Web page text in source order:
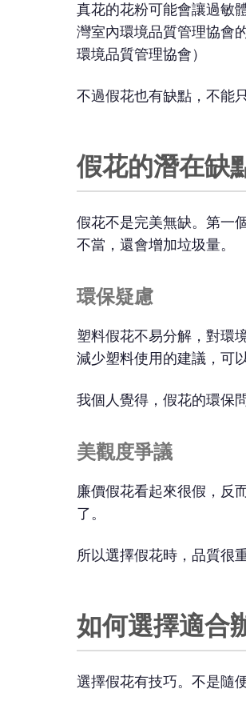
真花的花粉可能會讓過敏
灣室內環境品質管理協會
環境品質管理協會）
不過假花也有缺點，不能
假花的潛在缺
假花不是完美無缺。第一
不當，還會增加垃圾量。
環保疑慮
塑料假花不易分解，對環
減少塑料使用的建議，可
我個人覺得，假花的環保
美觀度爭議
廉價假花看起來很假，反
了。
所以選擇假花時，品質很
如何選擇適合
選擇假花有技巧。不是隨